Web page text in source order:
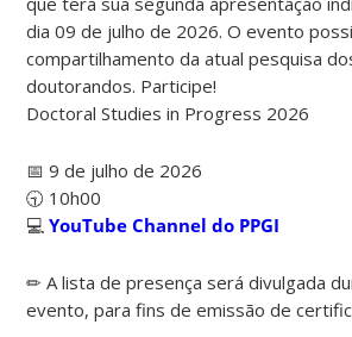
dia 09 de julho de 2026. O evento
compartilhamento da atual pesquisa
doutorandos. Participe!
Doctoral Studies in Progress 2026
📅 9 de julho de 2026
🕤 10h00
💻YouTube Channel do PPGI
✏ A lista de presença será divulgada
evento, para fins de emissão de